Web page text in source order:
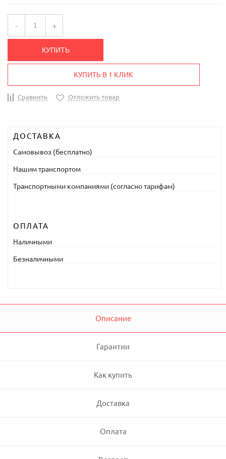
- +
КУПИТЬ
КУПИТЬ В 1 КЛИК
Сравнить Отложить товар
ДОСТАВКА
Самовывоз (бесплатно)
Нашим транспортом
Транспортными компаниями (согласно тарифам)
ОПЛАТА
Наличными
Безналичными
Описание
Гарантии
Как купить
Доставка
Оплата